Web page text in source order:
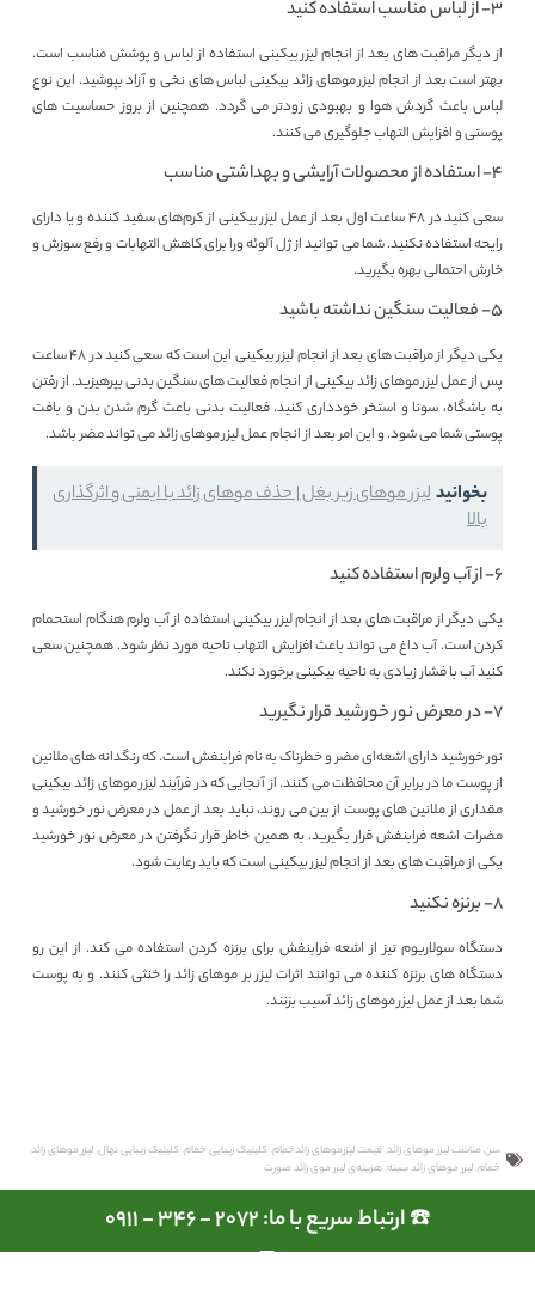
۳- از لباس مناسب استفاده کنید
از دیگر مراقبت های بعد از انجام لیزر بیکینی استفاده از لباس و پوشش مناسب است.
بهتر است بعد از انجام لیزر موهای زائد بیکینی لباس‌ های نخی و آزاد بپوشید. این نوع
لباس باعث گردش هوا و بهبودی زودتر می‌ گردد. همچنین از بروز حساسیت‌ های
پوستی و افزایش التهاب جلوگیری می‌ کنند.
۴- استفاده از محصولات آرایشی و بهداشتی مناسب
سعی کنید در ۴۸ ساعت اول بعد از عمل لیزر بیکینی از کرم‌های سفید کننده و یا دارای
رایحه استفاده نکنید. شما می‌ توانید از ژل آلوئه ورا برای کاهش التهابات و رفع سوزش و
خارش احتمالی بهره بگیرید.
۵- فعالیت سنگین نداشته باشید
یکی دیگر از مراقبت های بعد از انجام لیزر بیکینی این است که سعی کنید در ۴۸ ساعت
پس از عمل لیزر موهای زائد بیکینی از انجام فعالیت‌ های سنگین بدنی بپرهیزید. از رفتن
به باشگاه، سونا و استخر خودداری کنید. فعالیت بدنی باعث گرم شدن بدن و بافت
پوستی شما می‌ شود. و این امر بعد از انجام عمل لیزر موهای زائد می‌ تواند مضر باشد.
بخوانیدلیزر موهای زیر بغل | حذف موهای زائد با ایمنی و اثرگذاری
بالا
۶- از آب ولرم استفاده کنید
یکی دیگر از مراقبت های بعد از انجام لیزر بیکینی استفاده از آب ولرم هنگام استحمام
کردن است. آب داغ می‌ تواند باعث افزایش التهاب ناحیه مورد نظر شود. همچنین سعی
کنید آب با فشار زیادی به ناحیه بیکینی برخورد نکند.
۷- در معرض نور خورشید قرار نگیرید
نور خورشید دارای اشعه‌ای مضر و خطرناک به نام فرابنفش است. که رنگدانه‌ های ملانین
از پوست ما در برابر آن محافظت می‌ کنند. از آنجایی که در فرآیند لیزر موهای زائد بیکینی
مقداری از ملانین‌ های پوست از بین می‌ روند، نباید بعد از عمل در معرض نور خورشید و
مضرات اشعه فرابنفش قرار بگیرید. به همین خاطر قرار نگرفتن در معرض نور خورشید
یکی از مراقبت های بعد از انجام لیزر بیکینی است که باید رعایت شود.
۸- برنزه نکنید
دستگاه سولاریوم نیز از اشعه فرابنفش برای برنزه کردن استفاده می‌ کند. از این رو
دستگاه‌ های برنزه کننده می‌ توانند اثرات لیزر بر موهای زائد را خنثی کنند. و به پوست
شما بعد از عمل لیزر موهای زائد آسیب بزنند.
سن مناسب لیزر موهای زائد قیمت لیزرموهای زائدخمام کلینیک زیبایی خمام کلینیک زیبایی نهال لیزر موهای زائد
خمام لیزر موهای زائد سینه هزینه‌ی لیزر موی زائد صورت
☎️ ارتباط سریع با ما: 2072 - 346 - 0911